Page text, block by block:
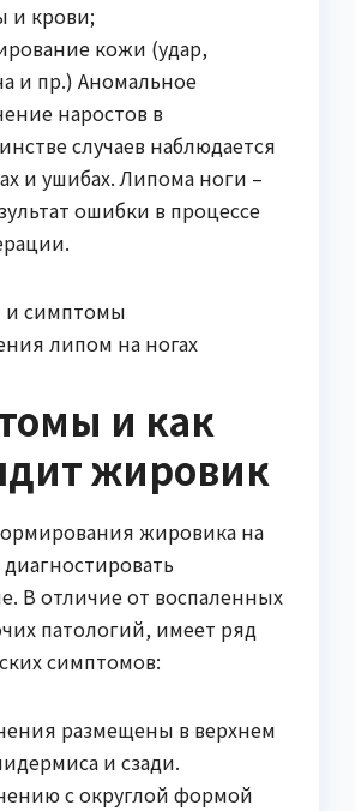
и крови;
кожи (удар,
и пр.) Аномальное
наростов в
случаев наблюдается
и ушибах. Липома ноги –
ошибки в процессе
и как
жировик
жировика на
В отличие от воспаленных
патологий, имеет ряд
симптомов:
размещены в верхнем
и сзади.
с округлой формой